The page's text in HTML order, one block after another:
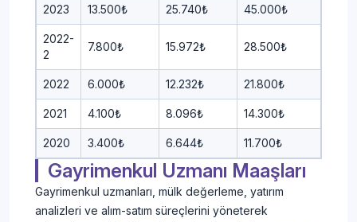
2023 13.500₺ 25.740₺ 45.000₺
2022-
2
7.800₺ 15.972₺ 28.500₺
2022 6.000₺ 12.232₺ 21.800₺
2021 4.100₺ 8.096₺ 14.300₺
2020 3.400₺ 6.644₺ 11.700₺
Gayrimenkul Uzmanı Maaşları
Gayrimenkul uzmanları, mülk değerleme, yatırım
analizleri ve alım-satım süreçlerini yöneterek